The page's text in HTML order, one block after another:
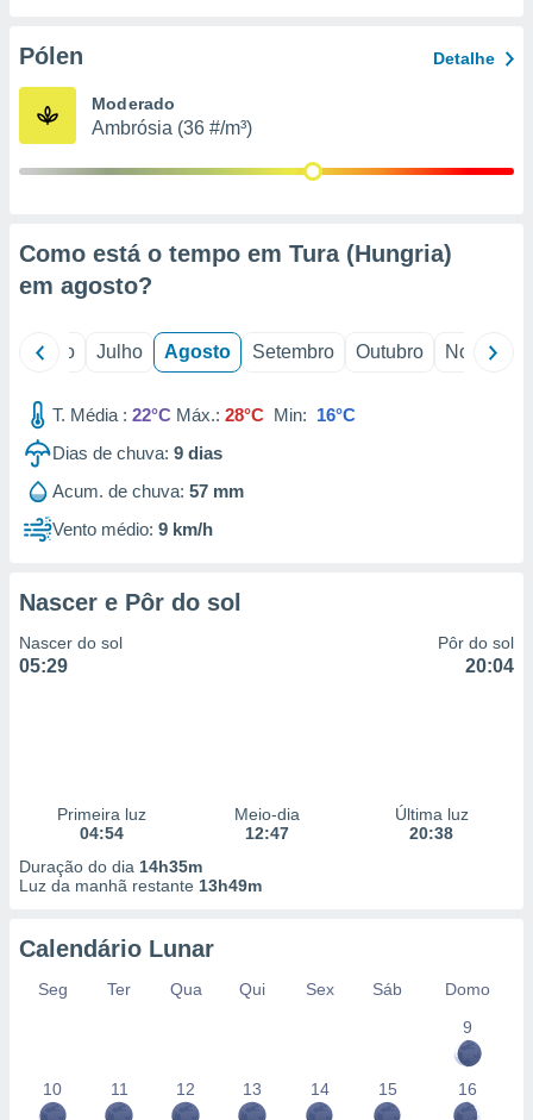
através
estudos
e
Pólen Detalhe
Moderado
Ambrósia (36 #/m³)
Como está o tempo em Tura (Hungria)
em agosto?
Junho Julho Agosto Setembro Outubro Novembro
T. Média : 22°C Máx.: 28°C Min: 16°C
Dias de chuva: 9 dias
Acum. de chuva: 57 mm
Vento médio: 9 km/h
Nascer e Pôr do sol
Nascer do sol
05:29
Pôr do sol
20:04
Primeira luz
04:54
Meio-dia
12:47
Última luz
20:38
Duração do dia 14h35m
Luz da manhã restante 13h49m
Calendário Lunar
Seg Ter Qua Qui Sex Sáb
Domo
9
10 11 12 13 14 15 16